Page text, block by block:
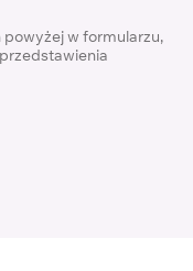
w formularzu,